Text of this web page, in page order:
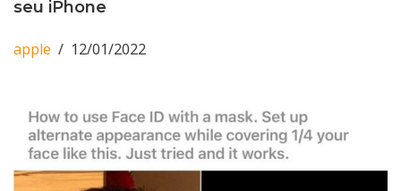
seu iPhone
apple 12/01/2022